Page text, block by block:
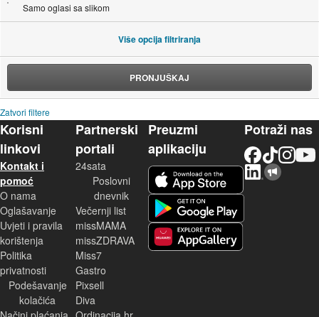
Samo oglasi sa slikom
Više opcija filtriranja
PRONJUŠKAJ
Zatvori filtere
Korisni
linkovi
Kontakt i
pomoć
O nama
Oglašavanje
Uvjeti i pravila
korištenja
Politika
privatnosti
Podešavanje
kolačića
Partnerski
portali
24sata
Poslovni
dnevnik
Večernji list
missMAMA
missZDRAVA
Miss7
Gastro
Pixsell
Diva
Preuzmi
aplikaciju
Potraži nas